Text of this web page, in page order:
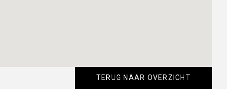
TERUG NAAR OVERZICHT